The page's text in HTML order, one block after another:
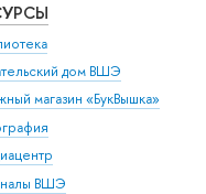
дом ВШЭ
магазин «БукВышка»
ВШЭ